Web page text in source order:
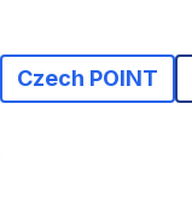
Czech POINT